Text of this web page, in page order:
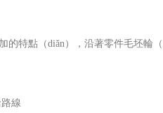
的特點（diǎn），沿著零件毛坯輪
線